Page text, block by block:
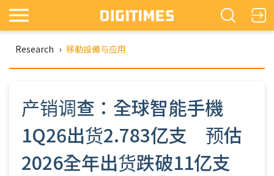
Research › 移動設備与应用
产销调查：全球智能手機
1Q26出货2.783亿支 预估
2026全年出货跌破11亿支